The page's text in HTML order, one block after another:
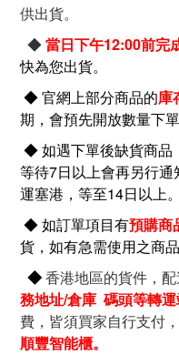
供出貨。
◆當日下午12:00前完
快為您出貨。
◆官網上部分商品的庫
期，會預先開放數量下單
◆如遇下單後缺貨商
等待7日以上會再另行通
運塞港，等至14日以上
◆如訂單項目有預購商
貨，如有急需使用之商
◆香港地區的貨件，
務地址/倉庫 碼頭等轉
費，皆須買家自行支付
順豐智能櫃。